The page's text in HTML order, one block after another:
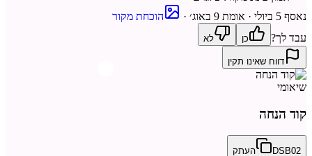
נאסף 5 ביולי · אומת 9 באוג׳ ·
הוכחת מקור
עבד לך?
כן לא
דווח שאינו תקין
שיאומי
קוד הנחה
DSB02 העתק